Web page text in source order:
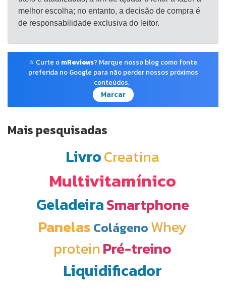
melhor escolha; no entanto, a decisão de compra é
de responsabilidade exclusiva do leitor.
⭐ Curte o mReviews? Marque nosso blog como fonte
preferida no Google para não perder nossos próximos
conteúdos.
Marcar
Mais pesquisadas
LivroCreatina
Multivitamínico
GeladeiraSmartphone
Panelas Colágeno Whey
proteinPré-treino
Liquidificador